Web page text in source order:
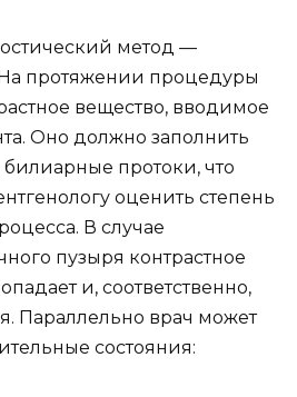
метод —
протяжении процедуры
вещество, вводимое
Оно должно заполнить
протоки, что
оценить степень
В случае
пузыря контрастное
и, соответственно,
Параллельно врач может
состояния: